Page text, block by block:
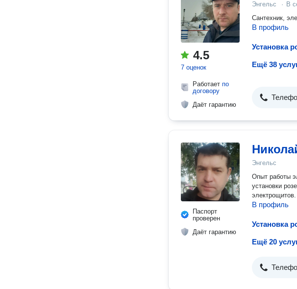
4.5
7 оценок
Работает по
договору
Даёт гарантию
Энгельс · В
Сантехник,
В профиль
Установка
Ещё 38
Паспорт
проверен
Даёт гарантию
Энгельс
Опыт работы
установки
электрощитов.
В профиль
Установка
Ещё 20